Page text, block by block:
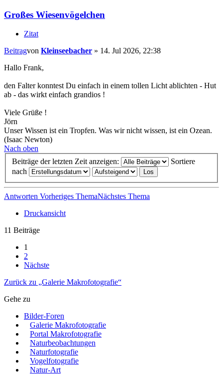
Großes Wiesenvögelchen
Zitat
Beitragvon Kleinseebacher » 14. Jul 2026, 22:38
Hallo Frank,
den Falter konntest Du einfach in einem tollen Licht ablichten - Hut
ab - das wirkt einfach grandios !
Viele Grüße !
Jörn
Unser Wissen ist ein Tropfen. Was wir nicht wissen, ist ein Ozean.
(Isaac Newton)
Nach oben
Beiträge der letzten Zeit anzeigen:
Sortiere
nach
Antworten Vorheriges ThemaNächstes Thema
Druckansicht
11 Beiträge
1
2
Nächste
Zurück zu „Galerie Makrofotografie“
Gehe zu
Bilder-Foren
Galerie Makrofotografie
Portal Makrofotografie
Naturbeobachtungen
Naturfotografie
Vogelfotografie
Natur-Art